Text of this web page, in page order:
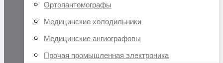
Ортопантомографы
Медицинские холодильники
Медицинские ангиографовы
Прочая промышленная электроника